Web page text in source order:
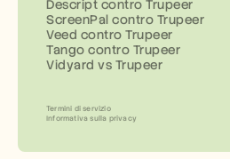
Descript contro Trupeer
ScreenPal contro Trupeer
Veed contro Trupeer
Tango contro Trupeer
Vidyard vs Trupeer
Termini di servizio
Informativa sulla privacy